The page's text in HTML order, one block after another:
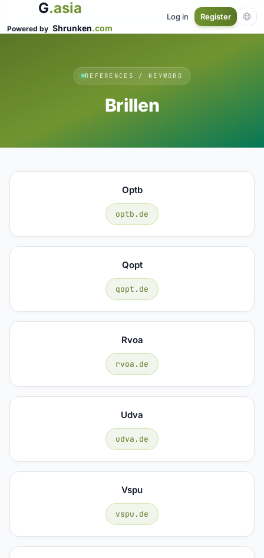
G.asia
Powered by Shrunken.com
Log in Register
REFERENCES / KEYWORD
Brillen
Optb
optb.de
Qopt
qopt.de
Rvoa
rvoa.de
Udva
udva.de
Vspu
vspu.de